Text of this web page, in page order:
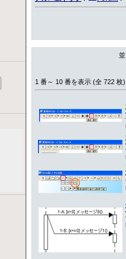
1 番～ 10 番を表示 (全 722 枚)